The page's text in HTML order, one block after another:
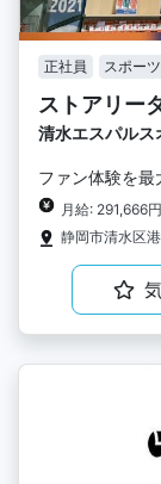
正社員 スポー
ストアリー
清水エスパルス
ファン体験を最
月給: 291,666
静岡市清水区